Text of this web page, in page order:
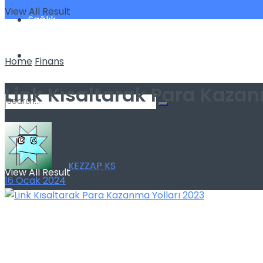
Sağlık
Spor
No Result
View All Result
View All Result
Home Finans
Link Kısaltarak Para
byKEZZAP KS
16 Ocak 2024